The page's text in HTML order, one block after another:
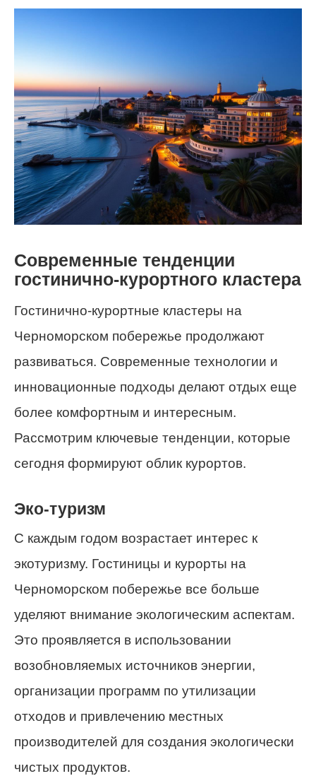
Современные тенденции
гостинично-курортного кластера
Гостинично-курортные кластеры на
Черноморском побережье продолжают
развиваться. Современные технологии и
инновационные подходы делают отдых еще
более комфортным и интересным.
Рассмотрим ключевые тенденции, которые
сегодня формируют облик курортов.
Эко-туризм
С каждым годом возрастает интерес к
экотуризму. Гостиницы и курорты на
Черноморском побережье все больше
уделяют внимание экологическим аспектам.
Это проявляется в использовании
возобновляемых источников энергии,
организации программ по утилизации
отходов и привлечению местных
производителей для создания экологически
чистых продуктов.